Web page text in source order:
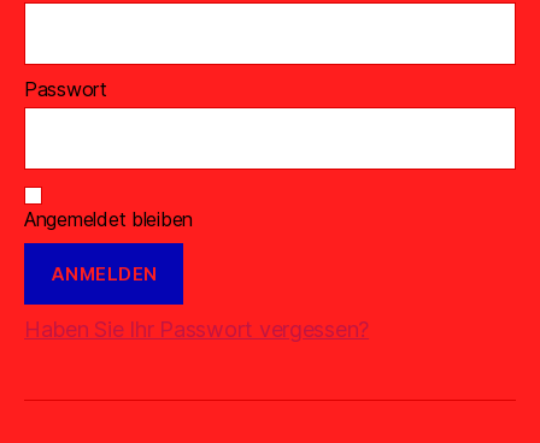
Passwort
Angemeldet bleiben
Haben Sie Ihr Passwort vergessen?